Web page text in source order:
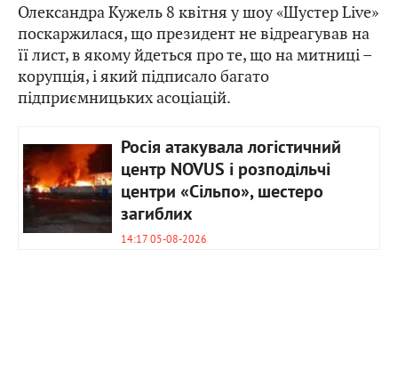
Олександра Кужель 8 квітня у шоу «Шустер Live»
поскаржилася, що президент не відреагував на
її лист, в якому йдеться про те, що на митниці –
корупція, і який підписало багато
підприємницьких асоціацій.
Росія атакувала логістичний
центр NOVUS і розподільчі
центри «Сільпо», шестеро
загиблих
14:17 05-08-2026